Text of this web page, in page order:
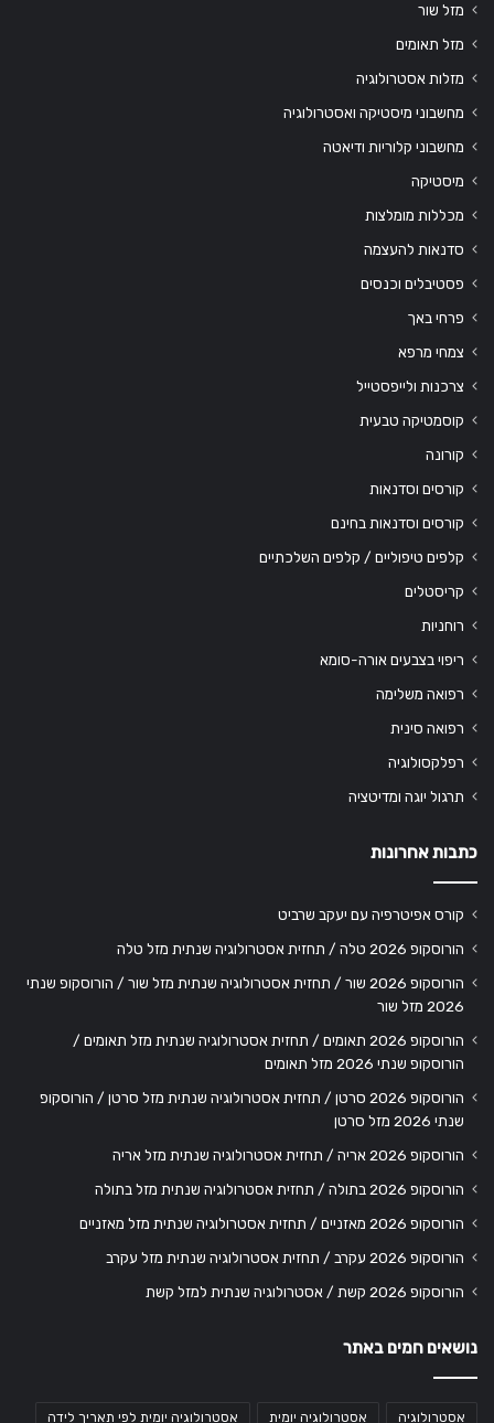
מזל שור
מזל תאומים
מזלות אסטרולוגיה
מחשבוני מיסטיקה ואסטרולוגיה
מחשבוני קלוריות ודיאטה
מיסטיקה
מכללות מומלצות
סדנאות להעצמה
פסטיבלים וכנסים
פרחי באך
צמחי מרפא
צרכנות ולייפסטייל
קוסמטיקה טבעית
קורונה
קורסים וסדנאות
קורסים וסדנאות בחינם
קלפים טיפוליים / קלפים השלכתיים
קריסטלים
רוחניות
ריפוי בצבעים אורה-סומא
רפואה משלימה
רפואה סינית
רפלקסולוגיה
תרגול יוגה ומדיטציה
כתבות אחרונות
קורס אפיטרפיה עם יעקב שרביט
הורוסקופ 2026 טלה / תחזית אסטרולוגיה שנתית מזל טלה
הורוסקופ 2026 שור / תחזית אסטרולוגיה שנתית מזל שור / הורוסקופ שנתי
2026 מזל שור
הורוסקופ 2026 תאומים / תחזית אסטרולוגיה שנתית מזל תאומים /
הורוסקופ שנתי 2026 מזל תאומים
הורוסקופ 2026 סרטן / תחזית אסטרולוגיה שנתית מזל סרטן / הורוסקופ
שנתי 2026 מזל סרטן
הורוסקופ 2026 אריה / תחזית אסטרולוגיה שנתית מזל אריה
הורוסקופ 2026 בתולה / תחזית אסטרולוגיה שנתית מזל בתולה
הורוסקופ 2026 מאזניים / תחזית אסטרולוגיה שנתית מזל מאזניים
הורוסקופ 2026 עקרב / תחזית אסטרולוגיה שנתית מזל עקרב
הורוסקופ 2026 קשת / אסטרולוגיה שנתית למזל קשת
נושאים חמים באתר
אסטרולוגיה אסטרולוגיה יומית אסטרולוגיה יומית לפי תאריך לידה